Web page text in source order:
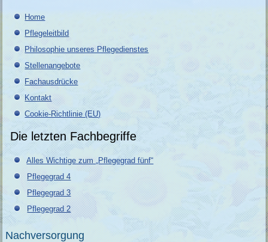
Home
Pflegeleitbild
Philosophie unseres Pflegedienstes
Stellenangebote
Fachausdrücke
Kontakt
Cookie-Richtlinie (EU)
Die letzten Fachbegriffe
Alles Wichtige zum „Pflegegrad fünf“
Pflegegrad 4
Pflegegrad 3
Pflegegrad 2
Nachversorgung